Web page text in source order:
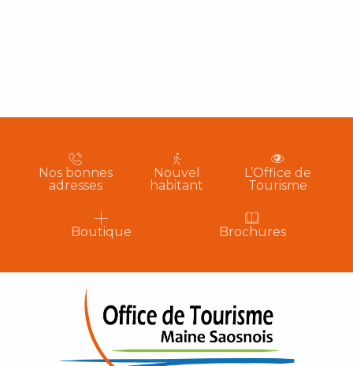
Nos bonnes
adresses
Nouvel
habitant
L’Office de
Tourisme
Boutique Brochures